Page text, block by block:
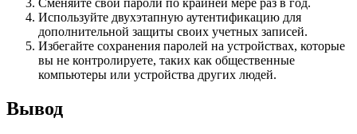
Используйте двухэтапную аутентификацию для
дополнительной защиты своих учетных записей.
Избегайте сохранения паролей на устройствах, которые
вы не контролируете, таких как общественные
компьютеры или устройства других людей.
Вывод